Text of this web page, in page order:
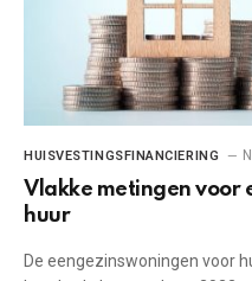
HUISVESTINGSFINANCIERING
Vlakke metingen voor
huur
De eengezinswoningen voor